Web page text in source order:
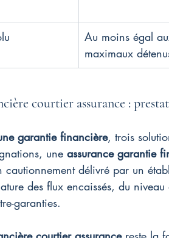
Au moins égal
maximaux
courtier assurance :
garantie financière, trois
une assurance garantie
cautionnement délivré par un
des flux encaissés, du
garanties.